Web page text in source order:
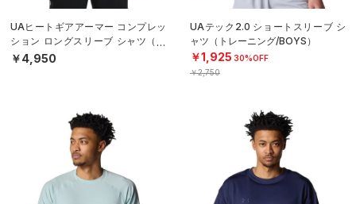
UAヒートギアアーマー コンプレッ
ション ロングスリーブ シャツ（ト
レーニング/MEN）
￥4,950
UAテック2.0 ショートスリーブ シ
ャツ（トレーニング/BOYS）
￥1,925 30%OFF
￥2,750